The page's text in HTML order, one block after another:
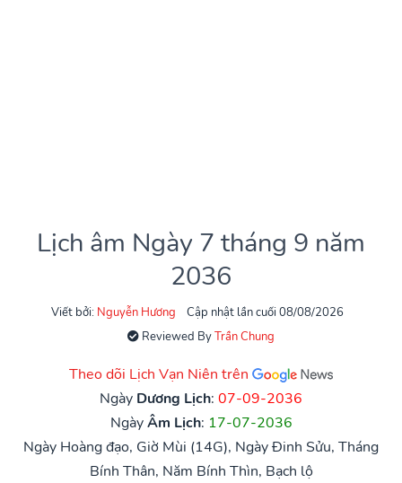
Lịch âm Ngày 7 tháng 9 năm
2036
Viết bởi: Nguyễn Hương
Cập nhật lần cuối 08/08/2026
Reviewed ByTrần Chung
Theo dõi Lịch Vạn Niên trên
Ngày Dương Lịch: 07-09-2036
NgàyÂm Lịch: 17-07-2036
Ngày Hoàng đạo, Giờ Mùi (14G), Ngày Đinh Sửu, Tháng
Bính Thân, Năm Bính Thìn, Bạch lộ